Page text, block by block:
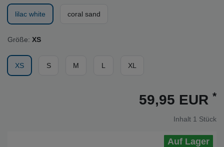
lilac white coral sand
Größe: XS
XS S M L XL
59,95 EUR *
Inhalt 1 Stück
Auf Lager